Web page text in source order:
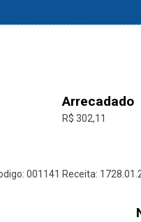
Arrecadado
R$ 302,11
001141 Receita: